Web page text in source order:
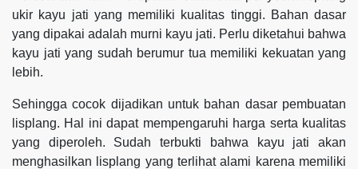
ukir kayu jati yang memiliki kualitas tinggi. Bahan dasar
yang dipakai adalah murni kayu jati. Perlu diketahui bahwa
kayu jati yang sudah berumur tua memiliki kekuatan yang
lebih.
Sehingga cocok dijadikan untuk bahan dasar pembuatan
lisplang. Hal ini dapat mempengaruhi harga serta kualitas
yang diperoleh. Sudah terbukti bahwa kayu jati akan
menghasilkan lisplang yang terlihat alami karena memiliki